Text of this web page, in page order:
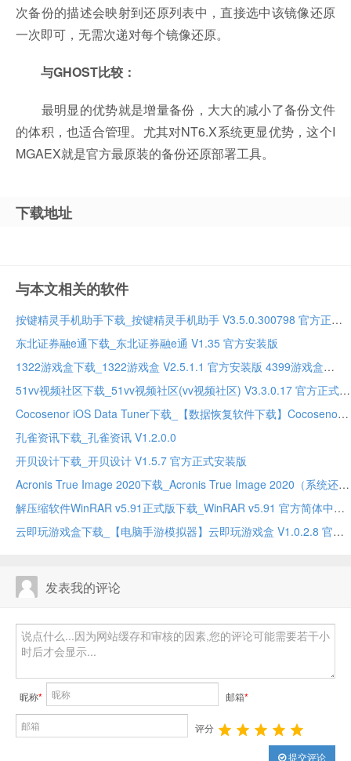
次备份的描述会映射到还原列表中，直接选中该镜像还原
一次即可，无需次递对每个镜像还原。
与GHOST比较：
最明显的优势就是增量备份，大大的减小了备份文件
的体积，也适合管理。尤其对NT6.X系统更显优势，这个I
MGAEX就是官方最原装的备份还原部署工具。
下载地址
与本文相关的软件
按键精灵手机助手下载_按键精灵手机助手 V3.5.0.300798 官方正式安装版
东北证券融e通下载_东北证券融e通 V1.35 官方安装版
1322游戏盒下载_1322游戏盒 V2.5.1.1 官方安装版 4399游戏盒
51vv视频社区下载_51vv视频社区(vv视频社区) V3.3.0.17 官方正式安装版
Cocosenor iOS Data Tuner下载_【数据恢复软件下载】Cocosenor iOS Data Tuner V3.1.0 英文安装版
孔雀资讯下载_孔雀资讯 V1.2.0.0
开贝设计下载_开贝设计 V1.5.7 官方正式安装版
Acronis True Image 2020下载_Acronis True Image 2020（系统还原软件） V24.3.1.20600 中文版
解压缩软件WinRAR v5.91正式版下载_WinRAR v5.91 官方简体中文正式版
云即玩游戏盒下载_【电脑手游模拟器】云即玩游戏盒 V1.0.2.8 官方安装版
发表我的评论
昵称* 邮箱*
评分
提交评论